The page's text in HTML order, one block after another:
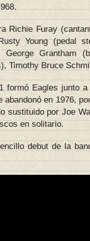
Richie Furay
Young (pedal
George Grantham
Timothy Bruce
formó Eagles junto
abandonó en 1976,
sustituido por Joe
en solitario.
debut de la